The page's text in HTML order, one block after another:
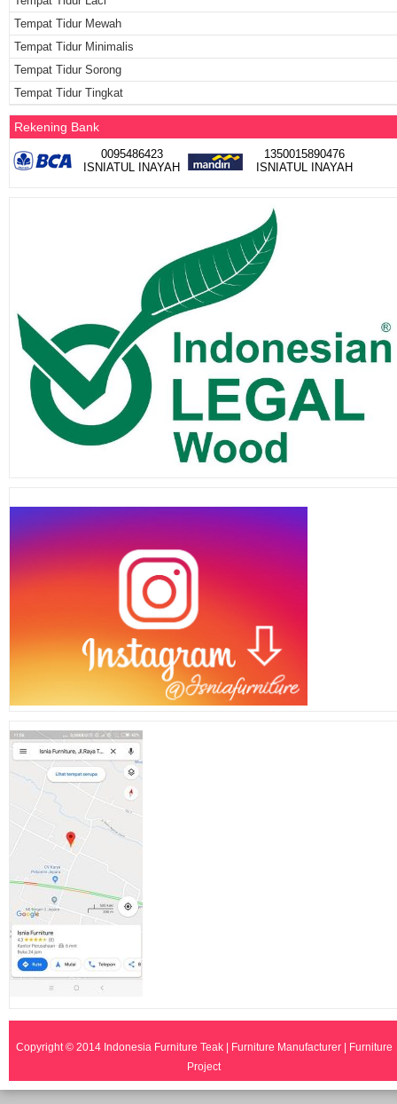
Tempat Tidur Mewah
Tempat Tidur Minimalis
Tempat Tidur Sorong
Tempat Tidur Tingkat
Rekening Bank
0095486423
ISNIATUL INAYAH
1350015890476
ISNIATUL INAYAH
Copyright © 2014 Indonesia Furniture Teak | Furniture Manufacturer | Furniture
Project